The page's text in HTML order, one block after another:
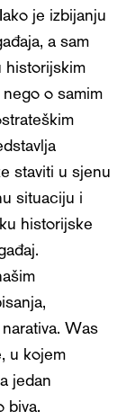
je izbijanju
a sam
historijskim
o samim
staviti u sjenu
situaciju i
historijske
Was
u kojem
jedan
biva.